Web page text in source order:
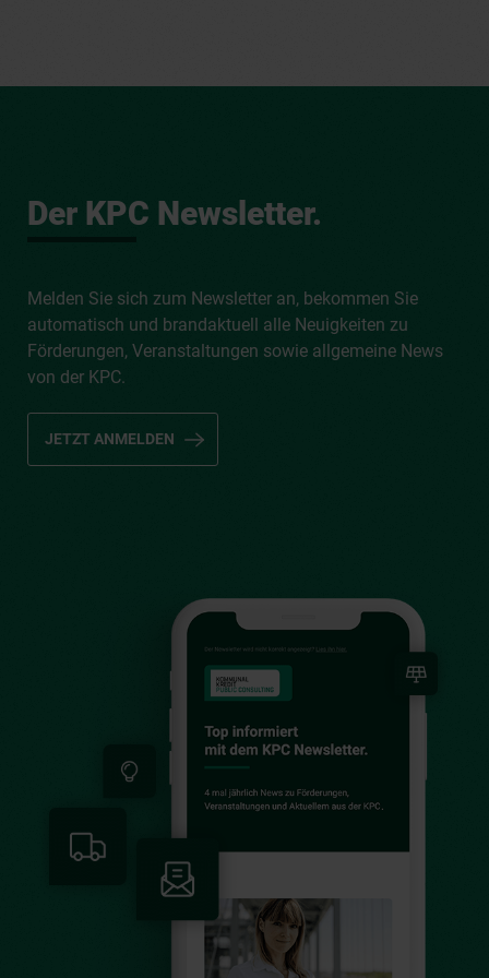
Der KPC Newsletter.
Melden Sie sich zum Newsletter an, bekommen Sie
automatisch und brandaktuell alle Neuigkeiten zu
Förderungen, Veranstaltungen sowie allgemeine News
von der KPC.
JETZT ANMELDEN